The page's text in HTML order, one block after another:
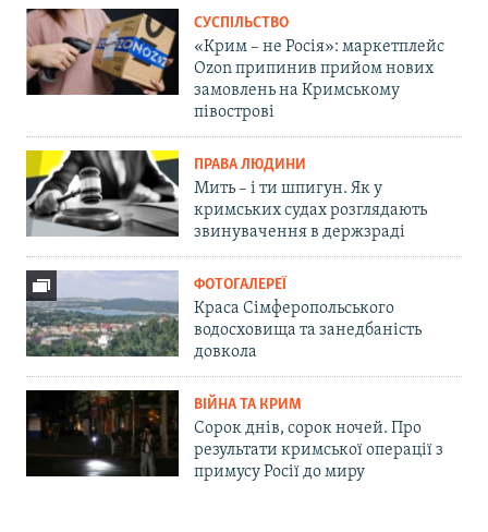
СУСПІЛЬСТВО
«Крим – не Росія»: маркетплейс
Ozon припинив прийом нових
замовлень на Кримському
півострові
ПРАВА ЛЮДИНИ
Мить – і ти шпигун. Як у
кримських судах розглядають
звинувачення в держзраді
ФОТОГАЛЕРЕЇ
Краса Сімферопольського
водосховища та занедбаність
довкола
ВІЙНА ТА КРИМ
Сорок днів, сорок ночей. Про
результати кримської операції з
примусу Росії до миру